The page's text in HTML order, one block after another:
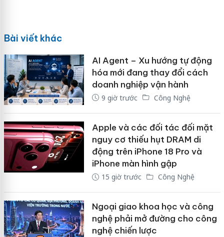
Bài viết khác
AI Agent – Xu hướng tự động
hóa mới đang thay đổi cách
doanh nghiệp vận hành
9 giờ trước Công Nghệ
Apple và các đối tác đối mặt
nguy cơ thiếu hụt DRAM di
động trên iPhone 18 Pro và
iPhone màn hình gập
15 giờ trước Công Nghệ
Ngoại giao khoa học và công
nghệ phải mở đường cho công
nghệ chiến lược